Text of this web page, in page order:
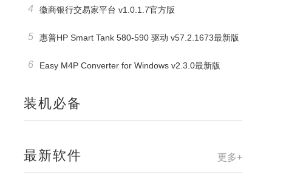
4 徽商银行交易家平台 v1.0.1.7官方版
5 惠普HP Smart Tank 580-590 驱动 v57.2.1673最新版
6 Easy M4P Converter for Windows v2.3.0最新版
装机必备
更多+
最新软件